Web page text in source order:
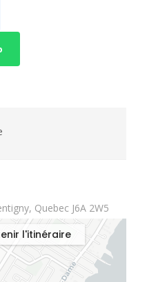
Quebec J6A 2W5
l'itinéraire